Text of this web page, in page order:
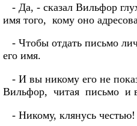
- Да, - сказал Вильфор
имя того, кому оно
- Чтобы отдать письмо
его имя.
- И вы никому его не
Вильфор, читая письмо и
- Никому, клянусь честью!